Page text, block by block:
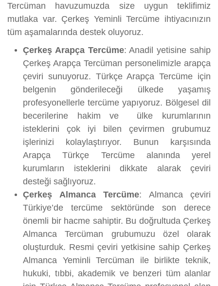
Tercüman havuzumuzda size uygun teklifimiz
mutlaka var. Çerkeş Yeminli Tercüme ihtiyacınızın
tüm aşamalarında destek oluyoruz.
Çerkeş Arapça Tercüme: Anadil yetisine sahip
Çerkeş Arapça Tercüman personelimizle arapça
çeviri sunuyoruz. Türkçe Arapça Tercüme için
belgenin gönderileceği ülkede yaşamış
profesyonellerle tercüme yapıyoruz. Bölgesel dil
becerilerine hakim ve ülke kurumlarının
isteklerini çok iyi bilen çevirmen grubumuz
işlerinizi kolaylaştırıyor. Bunun karşısında
Arapça Türkçe Tercüme alanında yerel
kurumların isteklerini dikkate alarak çeviri
desteği sağlıyoruz.
Çerkeş Almanca Tercüme: Almanca çeviri
Türkiye’de tercüme sektöründe son derece
önemli bir hacme sahiptir. Bu doğrultuda Çerkeş
Almanca Tercüman grubumuzu özel olarak
oluşturduk. Resmi çeviri yetkisine sahip Çerkeş
Almanca Yeminli Tercüman ile birlikte teknik,
hukuki, tıbbi, akademik ve benzeri tüm alanlar